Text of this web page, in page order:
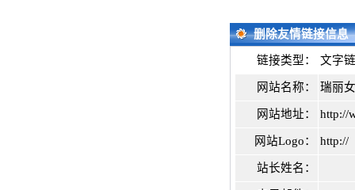
删除友情链接信息
链接类型： 文字
网站名称： 瑞丽
网站地址： http://
网站Logo： http://
站长姓名：